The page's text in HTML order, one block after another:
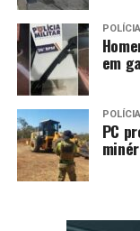
POLÍCIA
em
POLÍCIA
PC